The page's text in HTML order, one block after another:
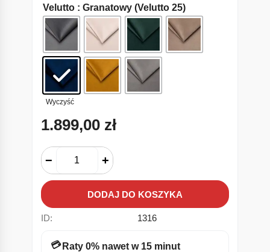
Velutto : Granatowy (Velutto 25)
Wyczyść
1.899,00 zł
− +
DODAJ DO KOSZYKA
ID: 1316
💳 Raty 0% nawet w 15 minut